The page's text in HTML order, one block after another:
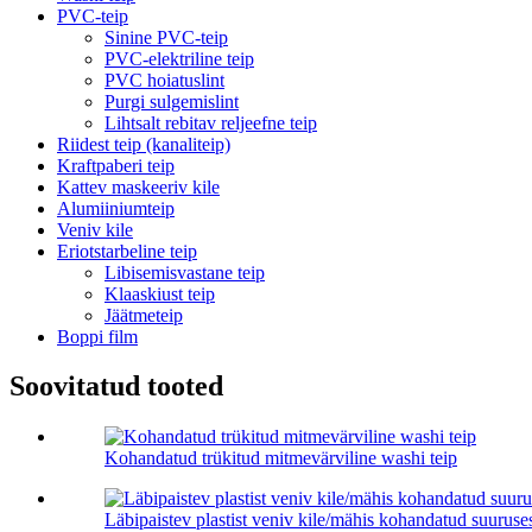
PVC-teip
Sinine PVC-teip
PVC-elektriline teip
PVC hoiatuslint
Purgi sulgemislint
Lihtsalt rebitav reljeefne teip
Riidest teip (kanaliteip)
Kraftpaberi teip
Kattev maskeeriv kile
Alumiiniumteip
Veniv kile
Eriotstarbeline teip
Libisemisvastane teip
Klaaskiust teip
Jäätmeteip
Boppi film
Soovitatud tooted
Kohandatud trükitud mitmevärviline washi teip
Läbipaistev plastist veniv kile/mähis kohandatud